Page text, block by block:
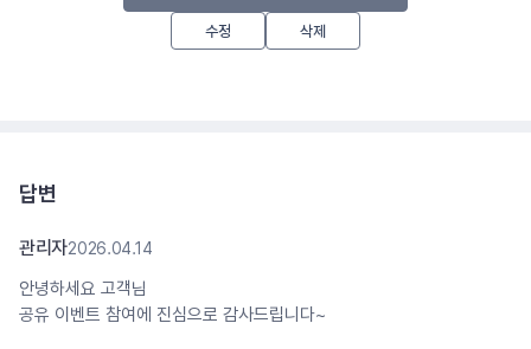
수정 삭제
답변
관리자2026.04.14
안녕하세요 고객님
공유 이벤트 참여에 진심으로 감사드립니다~